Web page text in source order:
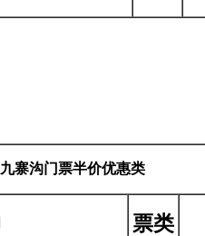
九寨沟门票半价优惠类
票类